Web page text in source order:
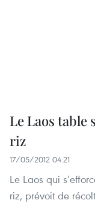
Le Laos table
riz
17/05/2012 04:21
Le Laos qui
riz, prévoit de